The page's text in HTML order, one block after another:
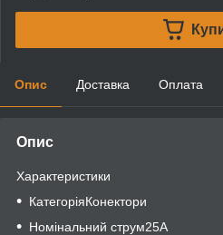
Опис Доставка Оплата
Опис
Характеристики
КатегоріяКонектори
Номінальний струм25А